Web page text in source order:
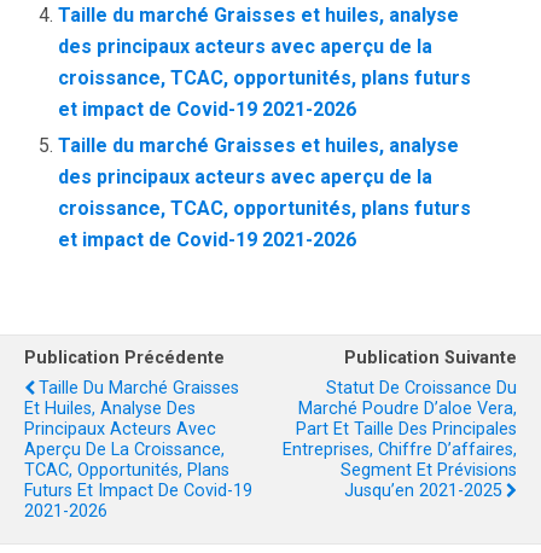
Taille du marché Graisses et huiles, analyse
des principaux acteurs avec aperçu de la
croissance, TCAC, opportunités, plans futurs
et impact de Covid-19 2021-2026
Taille du marché Graisses et huiles, analyse
des principaux acteurs avec aperçu de la
croissance, TCAC, opportunités, plans futurs
et impact de Covid-19 2021-2026
Publication Précédente
Taille Du Marché Graisses
Et Huiles, Analyse Des
Principaux Acteurs Avec
Aperçu De La Croissance,
TCAC, Opportunités, Plans
Futurs Et Impact De Covid-19
2021-2026
Publication Suivante
Statut De Croissance Du
Marché Poudre D’aloe Vera,
Part Et Taille Des Principales
Entreprises, Chiffre D’affaires,
Segment Et Prévisions
Jusqu’en 2021-2025